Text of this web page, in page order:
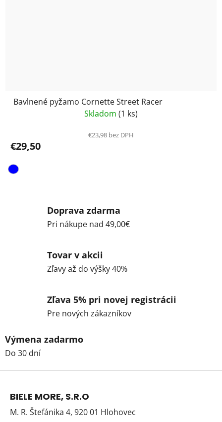
Bavlnené pyžamo Cornette Street Racer
Skladom (1 ks)
€23,98 bez DPH
€29,50
Doprava zdarma
Pri nákupe nad 49,00€
Tovar v akcii
Zľavy až do výšky 40%
Zľava 5% pri novej registrácii
Pre nových zákazníkov
Výmena zadarmo
Do 30 dní
Z
BIELE MORE, S.R.O
M. R. Štefánika 4, 920 01 Hlohovec